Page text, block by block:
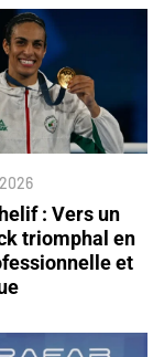
: Vers un
triomphal en
et